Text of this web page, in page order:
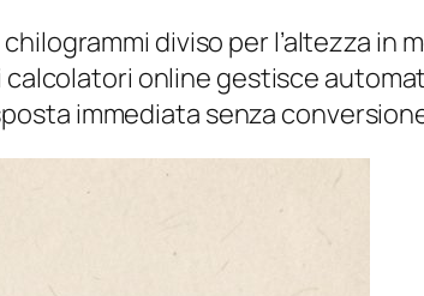
diviso per l’altezza in
calcolatori online gestisce
immediata senza